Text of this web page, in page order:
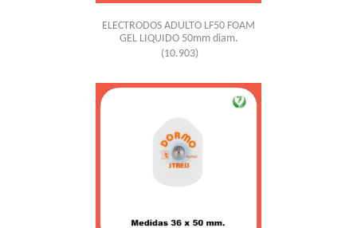
ELECTRODOS ADULTO LF50 FOAM
GEL LIQUIDO 50mm diam.
(10.903)